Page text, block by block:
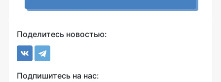
Поделитесь новостью:
Подпишитесь на нас: